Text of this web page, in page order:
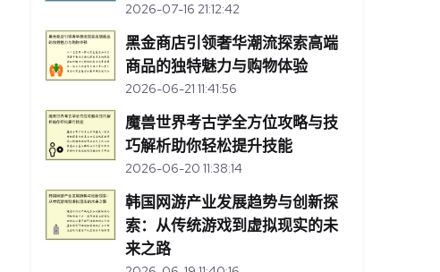
2026-07-16 21:12:42
黑金商店引领奢华潮流探索高端
商品的独特魅力与购物体验
2026-06-21 11:41:56
魔兽世界考古学全方位攻略与技
巧解析助你轻松提升技能
2026-06-20 11:38:14
韩国网游产业发展趋势与创新探
索：从传统游戏到虚拟现实的未
来之路